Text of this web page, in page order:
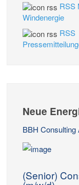
RSS
Windenergie
RSS
Neue
BBH Consulting
(Senior)